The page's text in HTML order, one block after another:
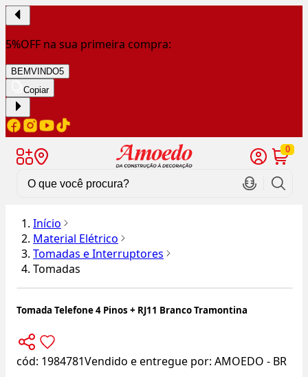
5%OFF na sua primeira compra:
BEMVINDO5
Copiar
0
Início
Material Elétrico
Tomadas e Interruptores
Tomadas
Tomada Telefone 4 Pinos + RJ11 Branco Tramontina
cód: 1984781Vendido e entregue por: AMOEDO - BR